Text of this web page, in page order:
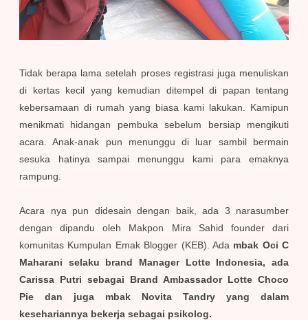
Tidak berapa lama setelah proses registrasi juga menuliskan
di kertas kecil yang kemudian ditempel di papan tentang
kebersamaan di rumah yang biasa kami lakukan. Kamipun
menikmati hidangan pembuka sebelum bersiap mengikuti
acara. Anak-anak pun menunggu di luar sambil bermain
sesuka hatinya sampai menunggu kami para emaknya
rampung.
Acara nya pun didesain dengan baik, ada 3 narasumber
dengan dipandu oleh Makpon Mira Sahid founder dari
komunitas Kumpulan Emak Blogger (KEB). Ada mbak Oci C
Maharani selaku brand Manager Lotte Indonesia, ada
Carissa Putri sebagai Brand Ambassador Lotte Choco
Pie dan juga mbak Novita Tandry yang dalam
kesehariannya bekerja sebagai psikolog.